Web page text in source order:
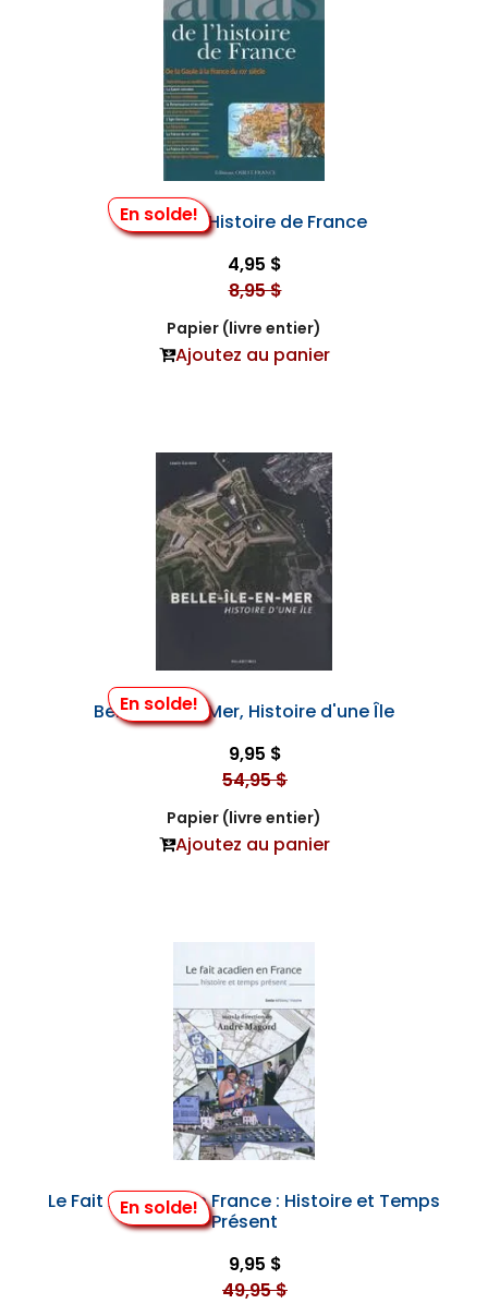
En solde!
Atlas de l'Histoire de France
4,95 $
8,95 $
Papier (livre entier)
Ajoutez au panier
En solde!
Belle-Île-en-Mer, Histoire d'une Île
9,95 $
54,95 $
Papier (livre entier)
Ajoutez au panier
En solde!
Le Fait Acadien en France : Histoire et Temps
Présent
9,95 $
49,95 $